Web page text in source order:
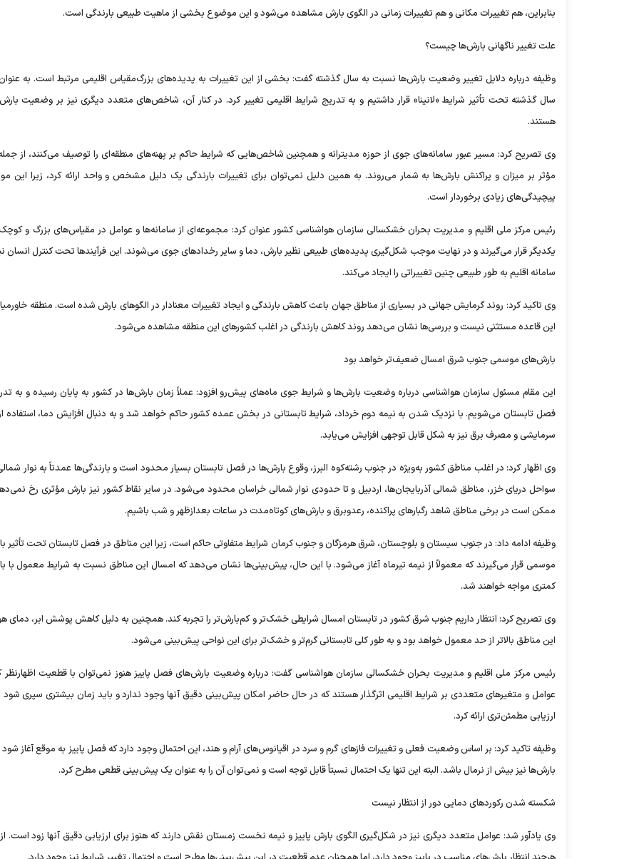
بنابراین، هم تغییرات مکانی و هم تغییرات زمانی در الگوی بارش مشاهده می‌شود و این موضوع بخشی از ماهیت طبیعی بارندگی است.
علت تغییر ناگهانی بارش‌ها چیست؟
وظیفه درباره دلایل تغییر وضعیت بارش‌ها نسبت به سال گذشته گفت: بخشی از این تغییرات به پدیده‌های بزرگ‌مقیاس اقلیمی مرتبط است. به
سال گذشته تحت تأثیر شرایط «لانینا» قرار داشتیم و به تدریج شرایط اقلیمی تغییر کرد. در کنار آن، شاخص‌های متعدد دیگری نیز بر وضعیت بارش
هستند.
وی تصریح کرد: مسیر عبور سامانه‌های جوی از حوزه مدیترانه و همچنین شاخص‌هایی که شرایط حاکم بر پهنه‌های منطقه‌ای را توصیف می‌کنند، از
مؤثر بر میزان و پراکنش بارش‌ها به شمار می‌روند. به همین دلیل نمی‌توان برای تغییرات بارندگی یک دلیل مشخص و واحد ارائه کرد، زیرا این
پیچیدگی‌های زیادی برخوردار است.
رئیس مرکز ملی اقلیم و مدیریت بحران خشکسالی سازمان هواشناسی کشور عنوان کرد: مجموعه‌ای از سامانه‌ها و عوامل در مقیاس‌های بزرگ و کوچک
یکدیگر قرار می‌گیرند و در نهایت موجب شکل‌گیری پدیده‌های طبیعی نظیر بارش، دما و سایر رخداد‌های جوی می‌شوند. این فرآیند‌ها تحت کنترل انسان
سامانه اقلیم به طور طبیعی چنین تغییراتی را ایجاد می‌کند.
وی تاکید کرد: روند گرمایش جهانی در بسیاری از مناطق جهان باعث کاهش بارندگی و ایجاد تغییرات معنادار در الگو‌های بارش شده است. منطقه
این قاعده مستثنی نیست و بررسی‌ها نشان می‌دهد روند کاهش بارندگی در اغلب کشور‌های این منطقه مشاهده می‌شود.
بارش‌های موسمی جنوب شرق امسال ضعیف‌تر خواهد بود
این مقام مسئول سازمان هواشناسی درباره وضعیت بارش‌ها و شرایط جوی ماه‌های پیش‌رو افزود: عملاً زمان بارش‌ها در کشور به پایان رسیده و به
فصل تابستان می‌شویم. با نزدیک شدن به نیمه دوم خرداد، شرایط تابستانی در بخش عمده کشور حاکم خواهد شد و به دنبال افزایش دما، استفاده
سرمایشی و مصرف برق نیز به شکل قابل توجهی افزایش می‌یابد.
وی اظهار کرد: در اغلب مناطق کشور به‌ویژه در جنوب رشته‌کوه البرز، وقوع بارش‌ها در فصل تابستان بسیار محدود است و بارندگی‌ها عمدتاً به نوار
سواحل دریای خزر، مناطق شمالی آذربایجان‌ها، اردبیل و تا حدودی نوار شمالی خراسان محدود می‌شود. در سایر نقاط کشور نیز بارش مؤثری رخ
ممکن است در برخی مناطق شاهد رگبار‌های پراکنده، رعدوبرق و بارش‌های کوتاه‌مدت در ساعات بعدازظهر و شب باشیم.
وظیفه ادامه داد: در جنوب سیستان و بلوچستان، شرق هرمزگان و جنوب کرمان شرایط متفاوتی حاکم است، زیرا این مناطق در فصل تابستان تحت تأثیر
موسمی قرار می‌گیرند که معمولاً از نیمه تیرماه آغاز می‌شود. با این حال، پیش‌بینی‌ها نشان می‌دهد که امسال این مناطق نسبت به شرایط معمول با
کمتری مواجه خواهند شد.
وی تصریح کرد: انتظار داریم جنوب شرق کشور در تابستان امسال شرایطی خشک‌تر و کم‌بارش‌تر را تجربه کند. همچنین به دلیل کاهش پوشش ابر، دمای
این مناطق بالاتر از حد معمول خواهد بود و به طور کلی تابستانی گرم‌تر و خشک‌تر برای این نواحی پیش‌بینی می‌شود.
رئیس مرکز ملی اقلیم و مدیریت بحران خشکسالی سازمان هواشناسی گفت: درباره وضعیت بارش‌های فصل پاییز هنوز نمی‌توان با قطعیت اظهارنظر
عوامل و متغیر‌های متعددی بر شرایط اقلیمی اثرگذار هستند که در حال حاضر امکان پیش‌بینی دقیق آنها وجود ندارد و باید زمان بیشتری سپری شود
ارزیابی مطمئن‌تری ارائه کرد.
وظیفه تاکید کرد: بر اساس وضعیت فعلی و تغییرات فاز‌های گرم و سرد در اقیانوس‌های آرام و هند، این احتمال وجود دارد که فصل پاییز به موقع آغاز
بارش‌ها نیز بیش از نرمال باشد. البته این تنها یک احتمال نسبتاً قابل توجه است و نمی‌توان آن را به عنوان یک پیش‌بینی قطعی مطرح کرد.
شکسته شدن رکورد‌های دمایی دور از انتظار نیست
وی یادآور شد: عوامل متعدد دیگری نیز در شکل‌گیری الگوی بارش پاییز و نیمه نخست زمستان نقش دارند که هنوز برای ارزیابی دقیق آنها زود است. از